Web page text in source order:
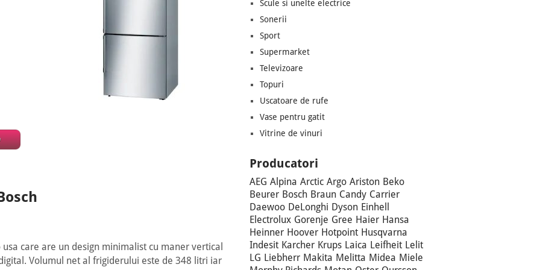
care are un design minimalist cu maner vertical
Volumul net al frigiderului este de 348 litri iar
Scule si unelte electrice
Sonerii
Sport
Supermarket
Televizoare
Topuri
Uscatoare de rufe
Vase pentru gatit
Vitrine de vinuri
Producatori
AEG Alpina Arctic Argo Ariston Beko
Beurer Bosch Braun Candy Carrier
Daewoo DeLonghi Dyson Einhell
Electrolux Gorenje Gree Haier Hansa
Heinner Hoover Hotpoint Husqvarna
Indesit Karcher Krups Laica Leifheit Lelit
LG Liebherr Makita Melitta Midea Miele